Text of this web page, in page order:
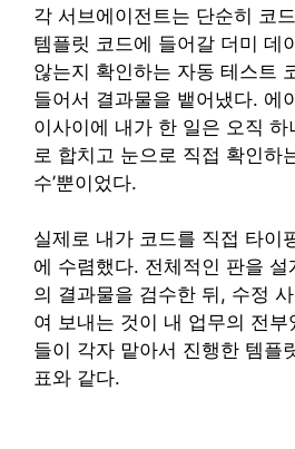
각 서브에이전트는 단순히 코
템플릿 코드에 들어갈 더미 데
않는지 확인하는 자동 테스트
들어서 결과물을 뱉어냈다. 에
이사이에 내가 한 일은 오직
로 합치고 눈으로 직접 확인하
수’뿐이었다.
실제로 내가 코드를 직접 타이
에 수렴했다. 전체적인 판을
의 결과물을 검수한 뒤, 수정
여 보내는 것이 내 업무의 전
들이 각자 맡아서 진행한 템플
표와 같다.